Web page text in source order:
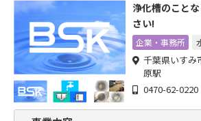
浄化槽のこと
さい!
企業・事務所
千葉県いす
原駅
0470-62-0220